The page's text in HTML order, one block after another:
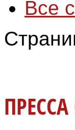
Все